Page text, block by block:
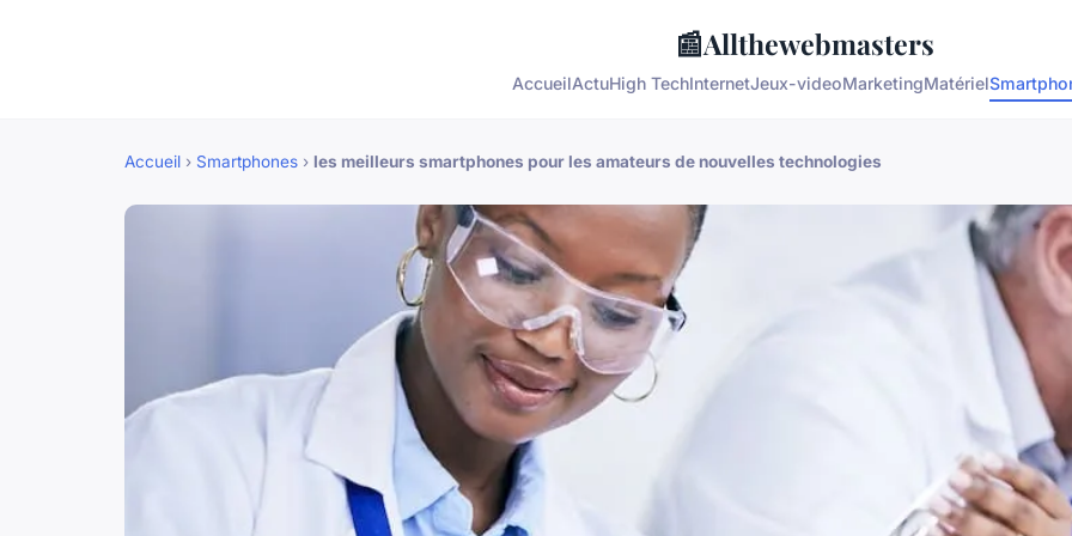
📰Allthewebmasters
AccueilActuHigh TechInternetJeux-videoMarketingMatériel
Accueil › Smartphones › les meilleurs smartphones pour les amateurs de nouvelles technologies